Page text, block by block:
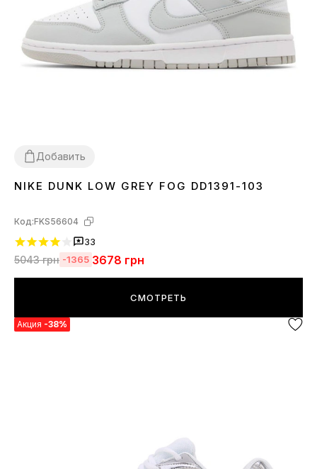
Добавить
3637 383940 4142 43 44 45
NIKE DUNK LOW GREY FOG DD1391-103
Код:FKS56604
33
5043грн -1365 3678 грн
СМОТРЕТЬ
Акция -38%